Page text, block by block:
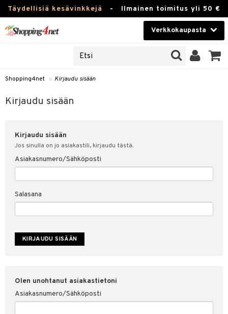
Täydellisiä kesävinkkejä - Ilmainen toimitus yli 50 €
Verkkokaupasta
Piilolinssit
Luontaistuotteet
Fitness
Koti & Sisustus
Lelut, Lapsi & Vauva
Tuotemerkkejä
Shopping4net » Kirjaudu sisään
Kirjaudu sisään
Kirjaudu sisään
Jos sinulla on jo asiakastili, kirjaudu tästä.
Asiakasnumero/Sähköposti
Salasana
Olen unohtanut asiakastietoni
Asiakasnumero/Sähköposti
sisään
& vastauksia
myyntiehdot
suojaus